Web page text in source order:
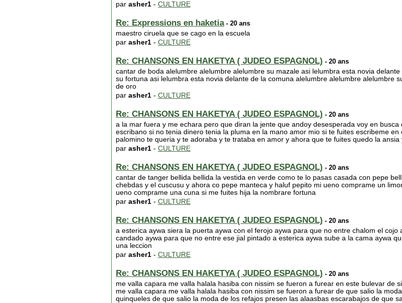
par asher1 - CULTURE
Re: Expressions en haketia- 20 ans
maestro ciruela que se cago en la escuela
par asher1 - CULTURE
Re: CHANSONS EN HAKETYA ( JUDEO ESPAGNOL) - 20 ans
cantar de boda alelumbre alelumbre alelumbre su mazale asi lelumbra esta novia
su fortuna asi lelumbra esta novia delante de la comuna alelumbre alelumbre alelumbre
de oro
par asher1 - CULTURE
Re: CHANSONS EN HAKETYA ( JUDEO ESPAGNOL) - 20 ans
a la mar fuera y me echara pero que diran la jente que andoy desesperada voy en
escribano si no tenia dinero tenia la pluma en la mano amor mio si te fuites escribeme
palomino te queria y te adoraba y te trataba en amor y ahora que te fuites quedo la ansia
par asher1 - CULTURE
Re: CHANSONS EN HAKETYA ( JUDEO ESPAGNOL) - 20 ans
cantar de tanger bellida bellida la vestida en verde como te lo pasas casada con pepe
chebdas y el cuscusu y ahora co pepe manteca y haluf pepito mi ueno comprame un
ueno comprame una cuna si me fuites hija la nombrare fortuna
par asher1 - CULTURE
Re: CHANSONS EN HAKETYA ( JUDEO ESPAGNOL) - 20 ans
a esterica aywa siera la puerta aywa con el ferojo aywa para que no entre chalom el cojo
candado aywa para que no entre ese jial pintado a esterica aywa sube a la cama aywa
una leccion
par asher1 - CULTURE
Re: CHANSONS EN HAKETYA ( JUDEO ESPAGNOL) - 20 ans
me valla capara me valla halala hasiba con nissim se fueron a furear en este bulevar de
me valla capara me valla halala hasiba con nissim se fueron a furear de que salio la
quinqueles de que salio la moda de los refajos presen las alaasbas escarabajos de que